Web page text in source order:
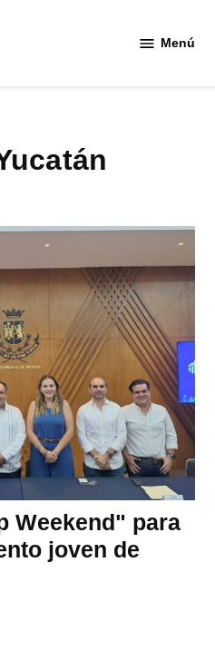
Menú
Weekend" para
joven de